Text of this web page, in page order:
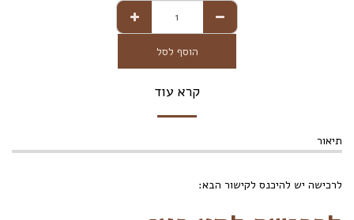
הוסף לסל
קרא עוד
תיאור
לרכישה יש להיכנס לקישור הבא: